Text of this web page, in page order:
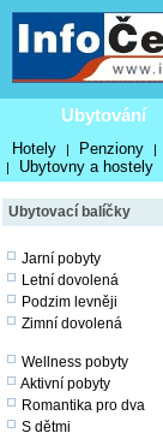
Ubytování
Hotely | Penziony |
| Ubytovny a hostely
Ubytovací balíčky
Jarní pobyty
Letní dovolená
Podzim levněji
Zimní dovolená
Wellness pobyty
Aktivní pobyty
Romantika pro dva
S dětmi